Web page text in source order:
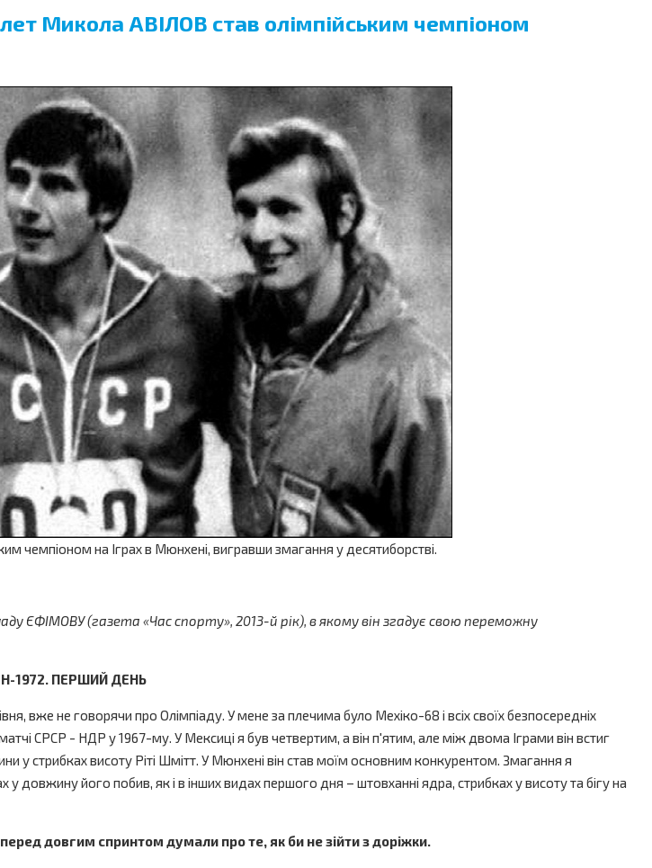
Микола АВІЛОВ став олімпійським чемпіоном
чемпіоном на Іграх в Мюнхені, вигравши змагання у десятиборстві.
ЄФІМОВУ (газета «Час спорту», 2013-й рік), в якому він згадує свою переможну
1972. ПЕРШИЙ ДЕНЬ
не говорячи про Олімпіаду. У мене за плечима було Мехіко-68 і всіх своїх безпосередніх
СРСР - НДР у 1967-му. У Мексиці я був четвертим, а він п'ятим, але між двома Іграми він встиг
у стрибках висоту Ріті Шмітт. У Мюнхені він став моїм основним конкурентом. Змагання я
довжину його побив, як і в інших видах першого дня – штовханні ядра, стрибках у висоту та бігу на
довгим спринтом думали про те, як би не зійти з доріжки.